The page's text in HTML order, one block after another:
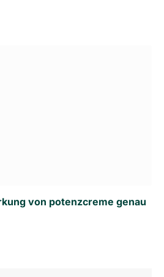
von potenzcreme genau